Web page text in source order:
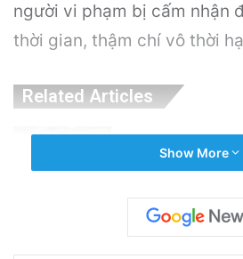
người vi phạm bị cấm nhận
thời gian, thậm chí vô thời
Related Articles
Trên Thế Giới:
Nghệ Xây Dựng
20 hours ago
Show More